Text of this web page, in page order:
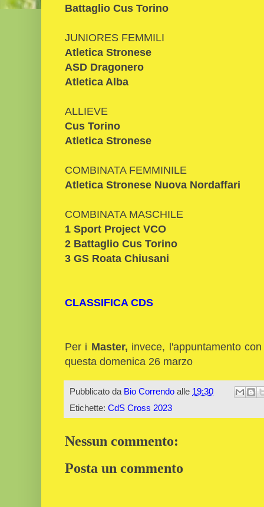
Battaglio Cus Torino
JUNIORES FEMMILI
Atletica Stronese
ASD Dragonero
Atletica Alba
ALLIEVE
Cus Torino
Atletica Stronese
COMBINATA FEMMINILE
Atletica Stronese Nuova Nordaffari
COMBINATA MASCHILE
1 Sport Project VCO
2 Battaglio Cus Torino
3 GS Roata Chiusani
CLASSIFICA CDS
Per i Master, invece, l'appuntamento
questa domenica 26 marzo
Pubblicato da Bio Correndo alle 19:30
Etichette: CdS Cross 2023
Nessun commento:
Posta un commento